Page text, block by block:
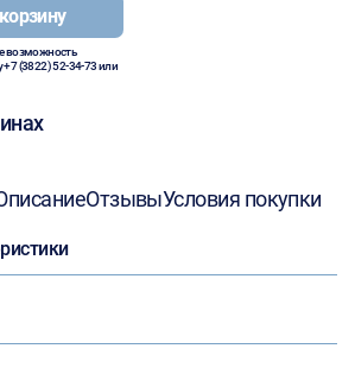
возможность
+7 (3822) 52-34-73или
ОтзывыУсловия покупки